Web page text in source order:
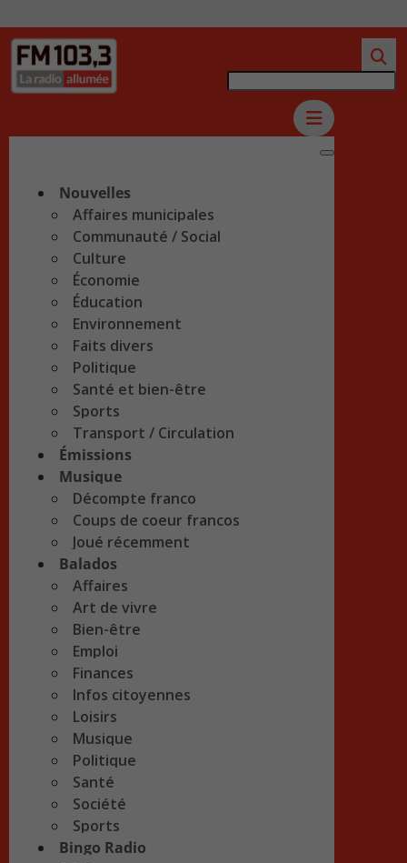
Nouvelles
Affaires municipales
Communauté / Social
Culture
Économie
Éducation
Environnement
Faits divers
Politique
Santé et bien-être
Sports
Transport / Circulation
Émissions
Musique
Décompte franco
Coups de coeur francos
Joué récemment
Balados
Affaires
Art de vivre
Bien-être
Emploi
Finances
Infos citoyennes
Loisirs
Musique
Politique
Santé
Société
Sports
Bingo Radio